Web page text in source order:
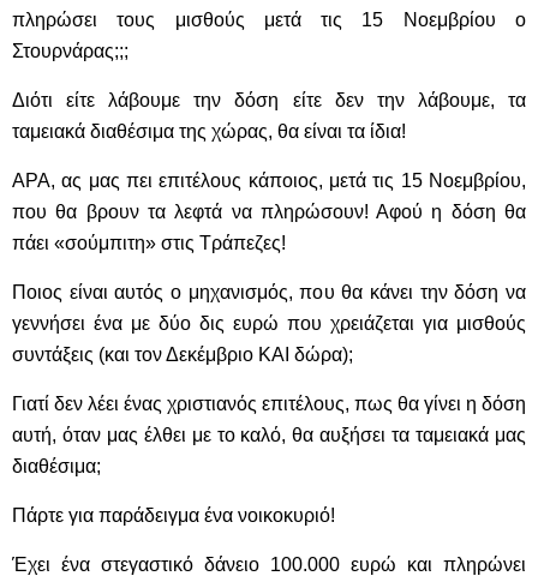
πληρώσει τους μισθούς μετά τις 15 Νοεμβρίου ο
Στουρνάρας;;;
Διότι είτε λάβουμε την δόση είτε δεν την λάβουμε, τα
ταμειακά διαθέσιμα της χώρας, θα είναι τα ίδια!
ΑΡΑ, ας μας πει επιτέλους κάποιος, μετά τις 15 Νοεμβρίου,
που θα βρουν τα λεφτά να πληρώσουν! Αφού η δόση θα
πάει «σούμπιτη» στις Τράπεζες!
Ποιος είναι αυτός ο μηχανισμός, που θα κάνει την δόση να
γεννήσει ένα με δύο δις ευρώ που χρειάζεται για μισθούς
συντάξεις (και τον Δεκέμβριο ΚΑΙ δώρα);
Γιατί δεν λέει ένας χριστιανός επιτέλους, πως θα γίνει η δόση
αυτή, όταν μας έλθει με το καλό, θα αυξήσει τα ταμειακά μας
διαθέσιμα;
Πάρτε για παράδειγμα ένα νοικοκυριό!
Έχει ένα στεγαστικό δάνειο 100.000 ευρώ και πληρώνει